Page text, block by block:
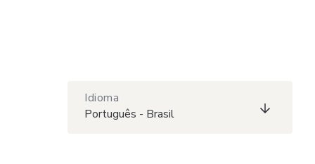
Idioma
Português - Brasil